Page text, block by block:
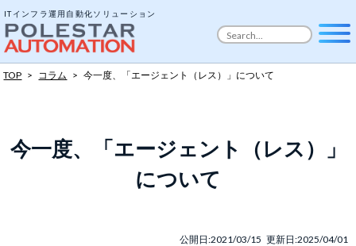
ITインフラ運用自動化ソリューション
TOP > コラム > 今一度、「エージェント（レス）」について
今一度、「エージェント（レス）」
について
公開日:2021/03/15 更新日:2025/04/01